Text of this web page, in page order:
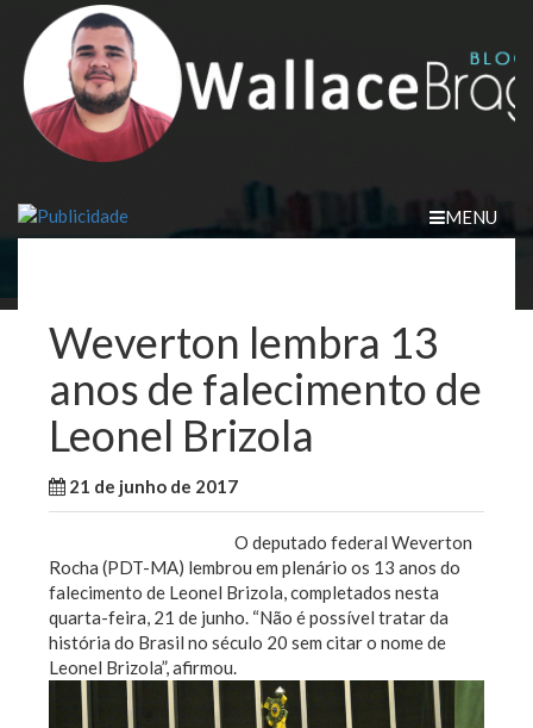
content
MENU
Weverton lembra 13
anos de falecimento de
Leonel Brizola
21 de junho de 2017
O deputado federal Weverton
Rocha (PDT-MA) lembrou em plenário os 13 anos do
falecimento de Leonel Brizola, completados nesta
quarta-feira, 21 de junho. “Não é possível tratar da
história do Brasil no século 20 sem citar o nome de
Leonel Brizola”, afirmou.